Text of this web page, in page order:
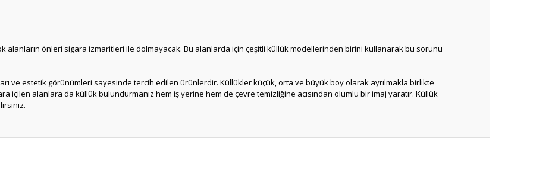
alanların önleri sigara izmaritleri ile dolmayacak. Bu alanlarda için çeşitli küllük modellerinden birini kullanarak bu sorunu
ve estetik görünümleri sayesinde tercih edilen ürünlerdir. Küllükler küçük, orta ve büyük boy olarak ayrılmakla birlikte
içilen alanlara da küllük bulundurmanız hem iş yerine hem de çevre temizliğine açısından olumlu bir imaj yaratır. Küllük